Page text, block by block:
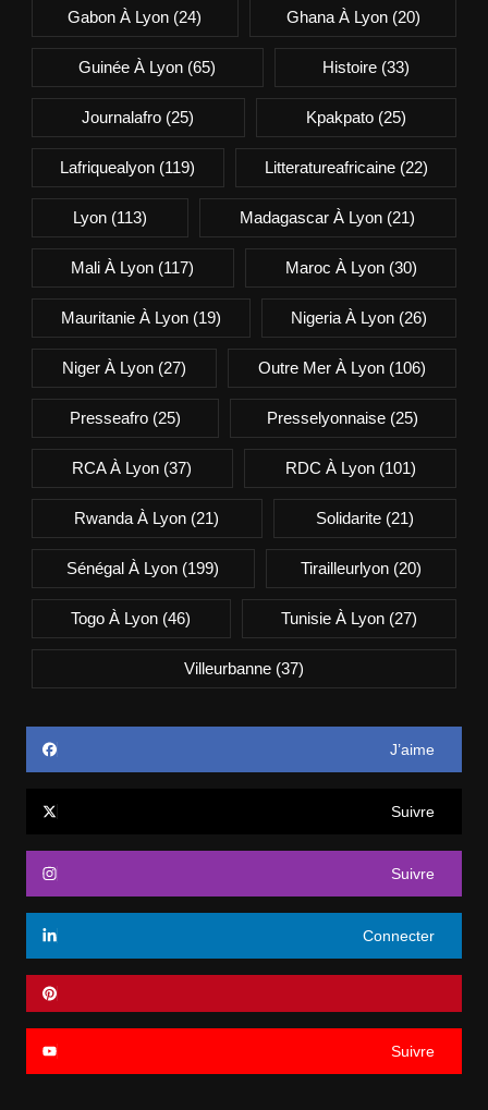
Gabon À Lyon (24) Ghana À Lyon(20)
Guinée À Lyon (65) Histoire(33)
Journalafro (25) Kpakpato(25)
Lafriquealyon (119) Litteratureafricaine(22)
Lyon(113) Madagascar À Lyon (21)
Mali À Lyon (117) Maroc À Lyon(30)
Mauritanie À Lyon(19) Nigeria À Lyon (26)
Niger À Lyon(27) Outre Mer À Lyon (106)
Presseafro(25) Presselyonnaise (25)
RCA À Lyon (37) RDC À Lyon(101)
Rwanda À Lyon (21) Solidarite(21)
Sénégal À Lyon (199) Tirailleurlyon(20)
Togo À Lyon (46) Tunisie À Lyon(27)
Villeurbanne(37)
J’aime
Suivre
Suivre
Connecter
Suivre